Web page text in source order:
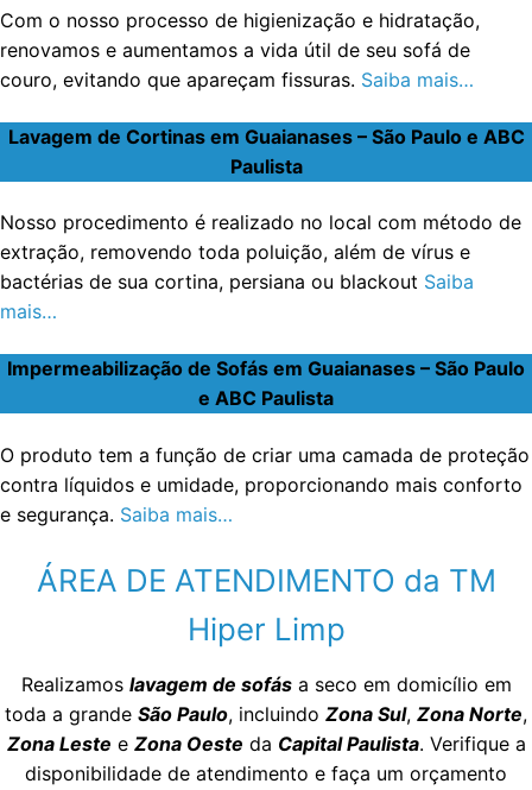
Com o nosso processo de higienização e hidratação,
renovamos e aumentamos a vida útil de seu sofá de
couro, evitando que apareçam fissuras. Saiba mais…
Lavagem de Cortinas em Guaianases – São Paulo e ABC
Paulista
Nosso procedimento é realizado no local com método de
extração, removendo toda poluição, além de vírus e
bactérias de sua cortina, persiana ou blackout Saiba
mais…
Impermeabilização de Sofás em Guaianases – São Paulo
e ABC Paulista
O produto tem a função de criar uma camada de proteção
contra líquidos e umidade, proporcionando mais conforto
e segurança. Saiba mais…
ÁREA DE ATENDIMENTO da TM
Hiper Limp
Realizamos lavagem de sofása seco em domicílio em
toda a grande São Paulo, incluindo Zona Sul, Zona Norte,
Zona Leste e Zona Oeste da Capital Paulista. Verifique a
disponibilidade de atendimento e faça um orçamento